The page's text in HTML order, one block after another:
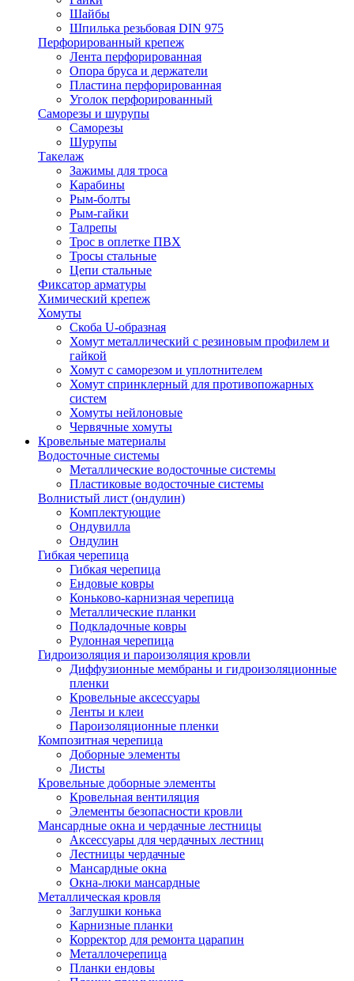
Шайбы
Шпилька резьбовая DIN 975
Перфорированный крепеж
Лента перфорированная
Опора бруса и держатели
Пластина перфорированная
Уголок перфорированный
Саморезы и шурупы
Саморезы
Шурупы
Такелаж
Зажимы для троса
Карабины
Рым-болты
Рым-гайки
Талрепы
Трос в оплетке ПВХ
Тросы стальные
Цепи стальные
Фиксатор арматуры
Химический крепеж
Хомуты
Скоба U-образная
Хомут металлический с резиновым профилем и
гайкой
Хомут с саморезом и уплотнителем
Хомут спринклерный для противопожарных
систем
Хомуты нейлоновые
Червячные хомуты
Кровельные материалы
Водосточные системы
Металлические водосточные системы
Пластиковые водосточные системы
Волнистый лист (ондулин)
Комплектующие
Ондувилла
Ондулин
Гибкая черепица
Гибкая черепица
Ендовые ковры
Коньково-карнизная черепица
Металлические планки
Подкладочные ковры
Рулонная черепица
Гидроизоляция и пароизоляция кровли
Диффузионные мембраны и гидроизоляционные
пленки
Кровельные аксессуары
Ленты и клеи
Пароизоляционные пленки
Композитная черепица
Доборные элементы
Листы
Кровельные доборные элементы
Кровельная вентиляция
Элементы безопасности кровли
Мансардные окна и чердачные лестницы
Аксессуары для чердачных лестниц
Лестницы чердачные
Мансардные окна
Окна-люки мансардные
Металлическая кровля
Заглушки конька
Карнизные планки
Корректор для ремонта царапин
Металлочерепица
Планки ендовы